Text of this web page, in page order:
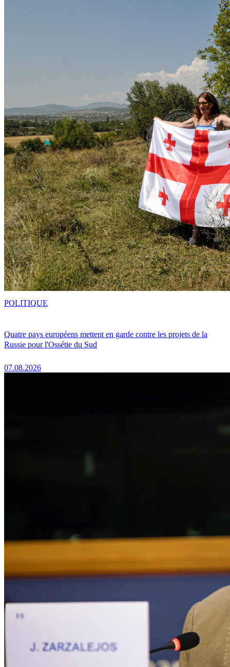
Quatre pays européens mettent en garde contre les projets de la
Russie pour l'Ossétie du Sud
07.08.2026
POLITIQUE